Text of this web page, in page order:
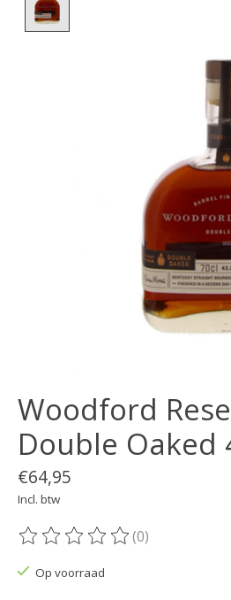
Woodford
Double Oaked
€64,95
Incl. btw
De beoordeling van dit product is
(0)
Op voorraad